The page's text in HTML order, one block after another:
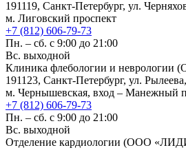
191119, Санкт-Петербург, ул.
м. Лиговский проспект
+7 (812) 606-79-73
Пн. – сб. с 9:00 до 21:00
Вс. выходной
Клиника флебологии и
191123, Санкт-Петербург, ул.
м. Чернышевская, вход – Манежный
+7 (812) 606-79-73
Пн. – сб. с 9:00 до 21:00
Вс. выходной
Отделение кардиологии (ООО